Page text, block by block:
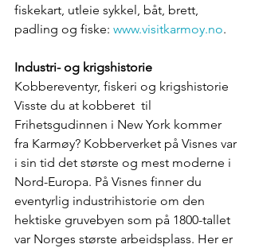
fiskekart, utleie sykkel, båt, brett,
padling og fiske: www.visitkarmoy.no.
Industri- og krigshistorie
Kobbereventyr, fiskeri og krigshistorie
Visste du at kobberet  til
Frihetsgudinnen i New York kommer
fra Karmøy? Kobberverket på Visnes var
i sin tid det største og mest moderne i
Nord-Europa. På Visnes finner du
eventyrlig industrihistorie om den
hektiske gruvebyen som på 1800-tallet
var Norges største arbeidsplass. Her er